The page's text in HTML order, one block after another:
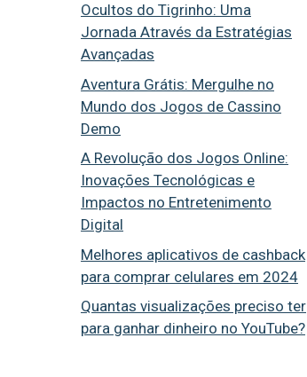
Ocultos do Tigrinho: Uma
Jornada Através da Estratégias
Avançadas
Aventura Grátis: Mergulhe no
Mundo dos Jogos de Cassino
Demo
A Revolução dos Jogos Online:
Inovações Tecnológicas e
Impactos no Entretenimento
Digital
Melhores aplicativos de cashback
para comprar celulares em 2024
Quantas visualizações preciso ter
para ganhar dinheiro no YouTube?